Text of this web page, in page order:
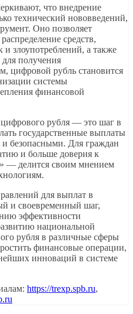
что внедрение
технический нововведений,
Оно позволяет
средств,
злоупотреблений, а также
для получения
цифровой рубль становится
системы
финансовой
рубля — это шаг в
государственные выплаты
безопасными. Для граждан
и больше доверия к
— делится своим мнением
для выплат в
и своевременный шаг,
эффективности
национальной
рубля в различные сферы
финансовые операции,
инноваций в системе
https://trexp.spb.ru,